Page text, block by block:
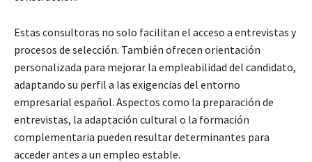
Estas consultoras no solo facilitan el acceso a entrevistas y
procesos de selección. También ofrecen orientación
personalizada para mejorar la empleabilidad del candidato,
adaptando su perfil a las exigencias del entorno
empresarial español. Aspectos como la preparación de
entrevistas, la adaptación cultural o la formación
complementaria pueden resultar determinantes para
acceder antes a un empleo estable.